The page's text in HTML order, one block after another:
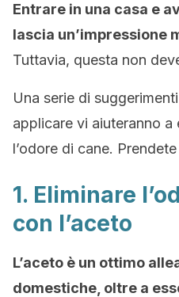
Entrare in una casa e
lascia un’impressione
Tuttavia, questa non
Una serie di
applicare vi aiuteranno a
l’odore di cane.
1. Eliminare
con l’aceto
L’aceto è un ottimo
domestiche, oltre a